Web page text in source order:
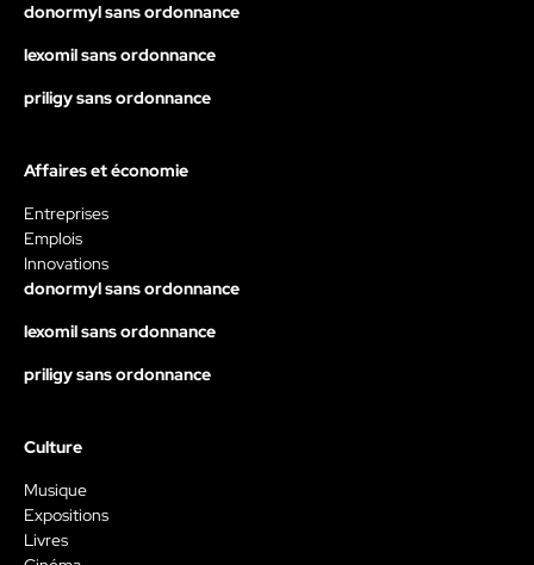
donormyl sans ordonnance
lexomil sans ordonnance
priligy sans ordonnance
Affaires et économie
Entreprises
Emplois
Innovations
donormyl sans ordonnance
lexomil sans ordonnance
priligy sans ordonnance
Culture
Musique
Expositions
Livres